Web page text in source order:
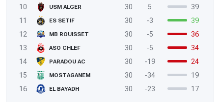
10
USM ALGER 30 5
39
11
ES SETIF 30 -3
39
12
MB ROUISSET 30 -5
36
13
ASO CHLEF 30 -5
34
14
PARADOU AC 30 -19
24
15
MOSTAGANEM 30 -34
19
16
EL BAYADH 30 -23 17